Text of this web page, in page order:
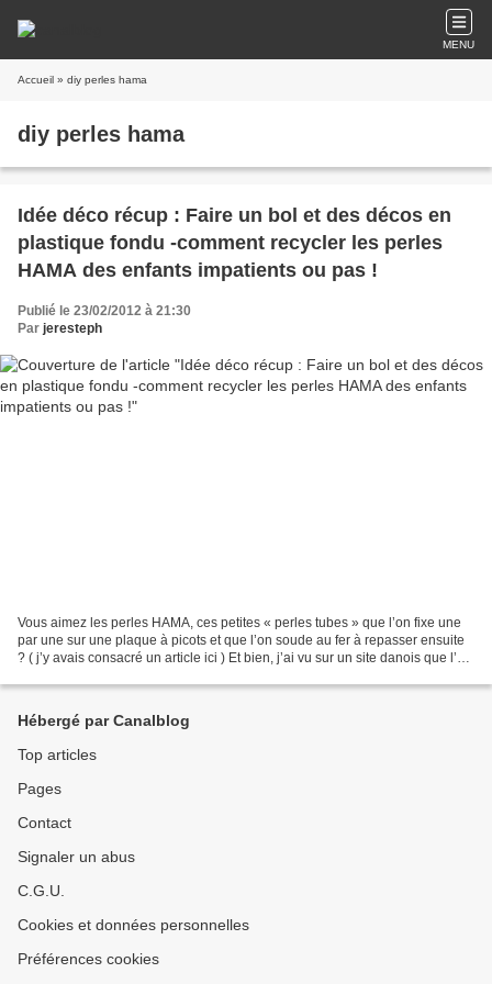
MENU
Accueil » diy perles hama
diy perles hama
Idée déco récup : Faire un bol et des décos en
plastique fondu -comment recycler les perles
HAMA des enfants impatients ou pas !
Publié le 23/02/2012 à 21:30
Par jeresteph
Vous aimez les perles HAMA, ces petites « perles tubes » que l’on fixe une
par une sur une plaque à picots et que l’on soude au fer à repasser ensuite
? ( j’y avais consacré un article ici ) Et bien, j’ai vu sur un site danois que l’on
Hébergé par Canalblog
Top articles
Pages
Contact
Signaler un abus
C.G.U.
Cookies et données personnelles
Préférences cookies